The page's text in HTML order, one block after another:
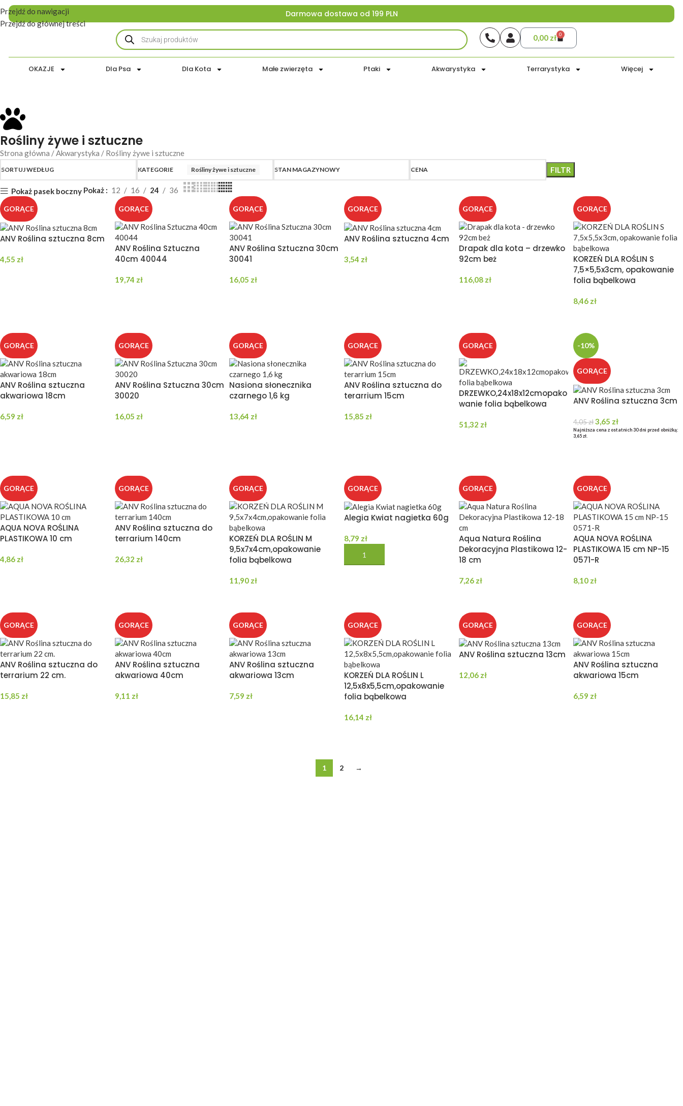
Przejdź do nawigacji
Przejdź do głównej treści
Darmowa dostawa od 199 PLN
0,00 zł 0
OKAZJE Dla Psa Dla Kota Małe zwierzęta Ptaki Akwarystyka Terrarystyka Więcej
Rośliny żywe i sztuczne
Strona główna Akwarystyka Rośliny żywe i sztuczne
SORTUJ WEDŁUG KATEGORIE Rośliny żywe i sztuczne STAN MAGAZYNOWY CENA FILTR
Pokaż pasek boczny Pokaż 12 16 24 36
GORĄCE
ANV Roślina sztuczna 8cm
4,55 zł
GORĄCE
ANV Roślina Sztuczna
40cm 40044
19,74 zł
GORĄCE
ANV Roślina Sztuczna 30cm
30041
16,05 zł
GORĄCE
ANV Roślina sztuczna 4cm
3,54 zł
GORĄCE
Drapak dla kota – drzewko
92cm beż
116,08 zł
GORĄCE
KORZEŃ DLA ROŚLIN S
7,5×5,5x3cm, opakowanie
folia bąbelkowa
8,46 zł
GORĄCE
ANV Roślina sztuczna
akwariowa 18cm
6,59 zł
GORĄCE
ANV Roślina Sztuczna 30cm
30020
16,05 zł
GORĄCE
Nasiona słonecznika
czarnego 1,6 kg
13,64 zł
GORĄCE
ANV Roślina sztuczna do
terarrium 15cm
15,85 zł
GORĄCE
DRZEWKO,24x18x12cmopako
wanie folia bąbelkowa
51,32 zł
-10%
GORĄCE
ANV Roślina sztuczna 3cm
4,05zł 3,65 zł
Najniższa cena z ostatnich 30 dni przed obniżką:
3,65zł
GORĄCE
AQUA NOVA ROŚLINA
PLASTIKOWA 10 cm
4,86 zł
GORĄCE
ANV Roślina sztuczna do
terrarium 140cm
26,32 zł
GORĄCE
KORZEŃ DLA ROŚLIN M
9,5x7x4cm,opakowanie
folia bąbelkowa
11,90 zł
GORĄCE
Alegia Kwiat nagietka 60g
8,79 zł
DODAJ DO KOSZYKA
GORĄCE
Aqua Natura Roślina
Dekoracyjna Plastikowa 12-
18 cm
7,26 zł
GORĄCE
AQUA NOVA ROŚLINA
PLASTIKOWA 15 cm NP-15
0571-R
8,10 zł
GORĄCE
ANV Roślina sztuczna do
terrarium 22 cm.
15,85 zł
GORĄCE
ANV Roślina sztuczna
akwariowa 40cm
9,11 zł
GORĄCE
ANV Roślina sztuczna
akwariowa 13cm
7,59 zł
GORĄCE
KORZEŃ DLA ROŚLIN L
12,5x8x5,5cm,opakowanie
folia bąbelkowa
16,14 zł
GORĄCE
ANV Roślina sztuczna 13cm
12,06 zł
GORĄCE
ANV Roślina sztuczna
akwariowa 15cm
6,59 zł
1 2 →